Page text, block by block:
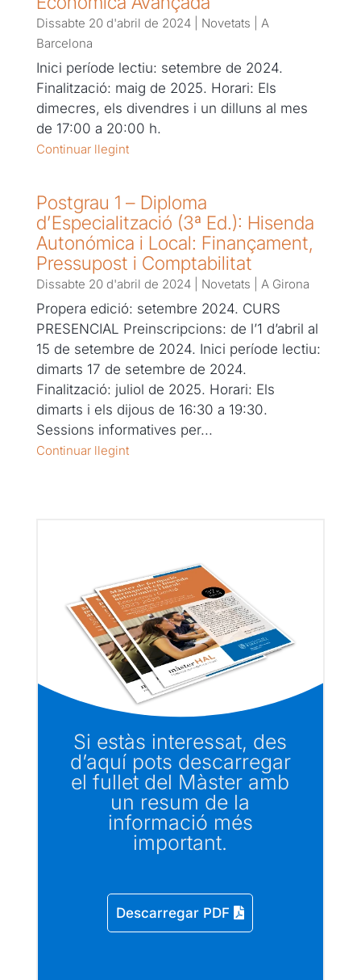
Dissabte 20 d'abril de 2024| Novetats
A
Barcelona
Inici període lectiu: setembre de 2024.
Finalització: maig de 2025. Horari: Els
dimecres, els divendres i un dilluns al mes
de 17:00 a 20:00 h.
Continuar llegint
Postgrau 1 – Diploma
d’Especialització (3ª Ed.): Hisenda
Autonómica i Local: Finançament,
Pressupost i Comptabilitat
Dissabte 20 d'abril de 2024| Novetats A Girona
Propera edició: setembre 2024. CURS
PRESENCIAL Preinscripcions: de l’1 d’abril al
15 de setembre de 2024. Inici període lectiu:
dimarts 17 de setembre de 2024.
Finalització: juliol de 2025. Horari: Els
dimarts i els dijous de 16:30 a 19:30.
Sessions informatives per...
Continuar llegint
Si estàs interessat, des
d’aquí pots descarregar
el fullet del Màster amb
un resum de la
informació més
important.
Descarregar PDF